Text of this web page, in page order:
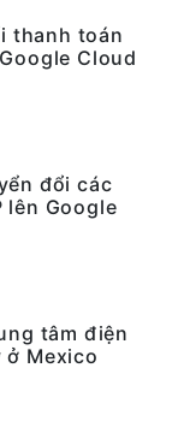
thanh toán
Cloud
đổi các
lên Google
tâm điện
ở Mexico